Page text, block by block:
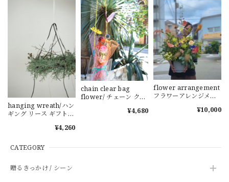
CATEGORY
贈るきっかけ / シーン
hanging wreath/ハン
ギング リース ギフト
¥4,260
chain clear bag
flower/ チェーン クリ
ブーケ お祝い プレゼン
¥4,680
flower arrangement
フラワーアレンジメン
¥10,000